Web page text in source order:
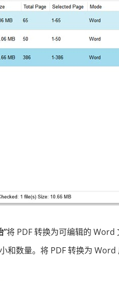
”将 PDF 转换为可编辑的
和数量。将 PDF 转换为